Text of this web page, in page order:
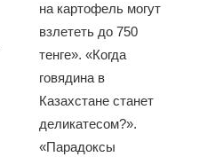
на картофель могут
взлететь до 750
тенге». «Когда
говядина в
Казахстане станет
деликатесом?».
«Парадоксы